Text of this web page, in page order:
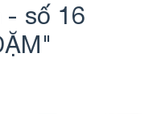
- số 16